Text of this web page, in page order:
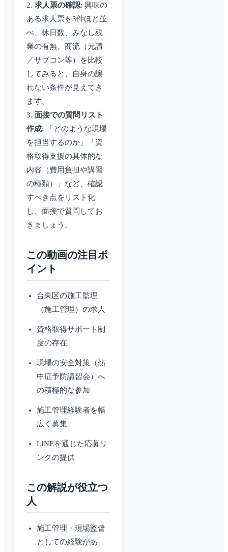
2. 求人票の確認: 興味の
ある求人票を3件ほど並
べ、休日数、みなし残
業の有無、商流（元請
／サブコン等）を比較
してみると、自身の譲
れない条件が見えてき
ます。
3. 面接での質問リスト
作成: 「どのような現場
を担当するのか」「資
格取得支援の具体的な
内容（費用負担や講習
の種類）」など、確認
すべき点をリスト化
し、面接で質問してお
きましょう。
この動画の注目ポ
イント
台東区の施工監理
（施工管理）の求人
資格取得サポート制
度の存在
現場の安全対策（熱
中症予防講習会）へ
の積極的な参加
施工管理経験者を幅
広く募集
LINEを通じた応募リ
ンクの提供
この解説が役立つ
人
施工管理・現場監督
としての経験があ